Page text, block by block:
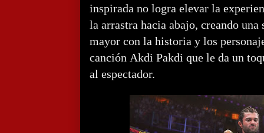
inspirada no logra elevar la
la arrastra hacia abajo, creando una
mayor con la historia y los
canción Akdi Pakdi que le da un
al espectador.